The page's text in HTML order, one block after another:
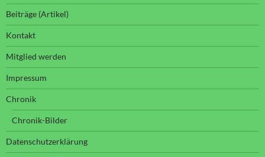
Beiträge (Artikel)
Kontakt
Mitglied werden
Impressum
Chronik
Chronik-Bilder
Datenschutzerklärung